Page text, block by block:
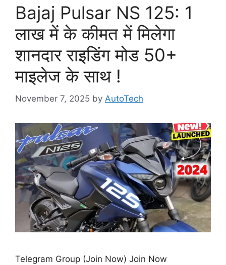
Bajaj Pulsar NS 125: 1
लाख में के कीमत में मिलेगा
शानदार राइडिंग मोड 50+
माइलेज के साथ !
November 7, 2025 by AutoTech
Telegram Group (Join Now) Join Now